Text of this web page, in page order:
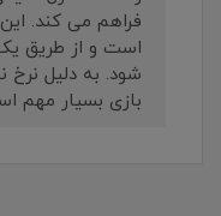
فراهم می کند.
بازی بسیار مهم